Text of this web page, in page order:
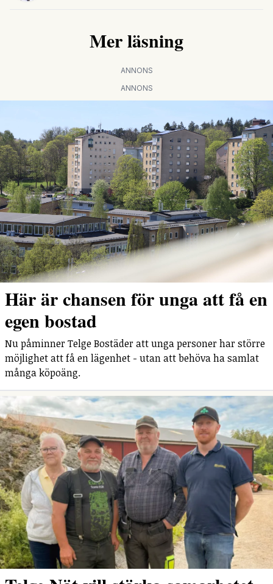
Mer läsning
ANNONS
ANNONS
Här är chansen för unga att få en
egen bostad
Nu påminner Telge Bostäder att unga personer har större
möjlighet att få en lägenhet - utan att behöva ha samlat
många köpoäng.